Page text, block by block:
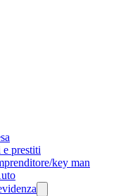
prestiti
key man